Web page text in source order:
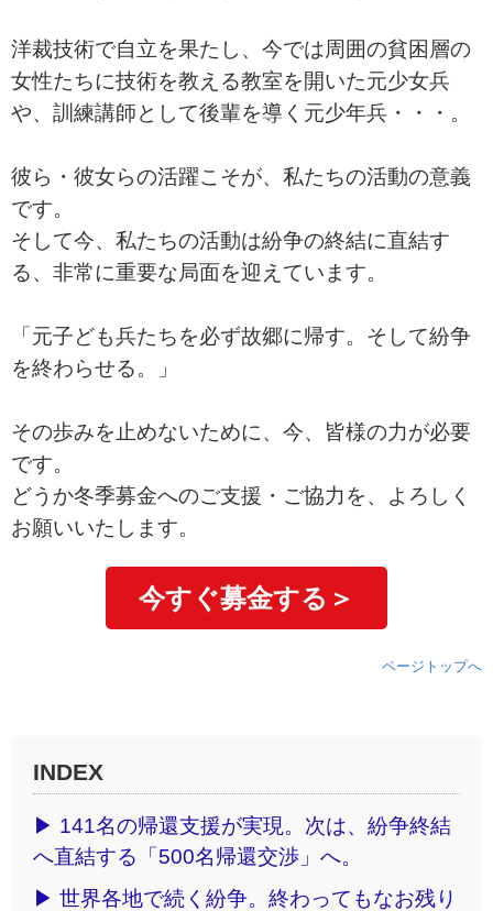
洋裁技術で自立を果たし、今では周囲の貧困層の
女性たちに技術を教える教室を開いた元少女兵
や、訓練講師として後輩を導く元少年兵・・・。
彼ら・彼女らの活躍こそが、私たちの活動の意義
です。
そして今、私たちの活動は紛争の終結に直結す
る、非常に重要な局面を迎えています。
「元子ども兵たちを必ず故郷に帰す。そして紛争
を終わらせる。」
その歩みを止めないために、今、皆様の力が必要
です。
どうか冬季募金へのご支援・ご協力を、よろしく
お願いいたします。
今すぐ募金する＞
ページトップへ
INDEX
▶ 141名の帰還支援が実現。次は、紛争終結
へ直結する「500名帰還交渉」へ。
▶ 世界各地で続く紛争。終わってもなお残り